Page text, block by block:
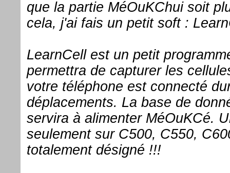
que la partie MéOuKChui soit
cela, j'ai fais un petit soft :
LearnCell est un petit
permettra de capturer les
votre téléphone est connecté
déplacements. La base de
servira à alimenter MéOuKCé.
seulement sur C500, C550,
totalement désigné !!!